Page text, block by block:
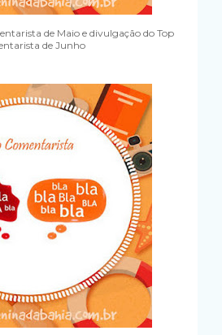
de Maio e divulgação do Top
de Junho